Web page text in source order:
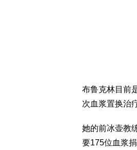
布鲁克林目前
次血浆置换治
她的前冰壶教
要175位血浆